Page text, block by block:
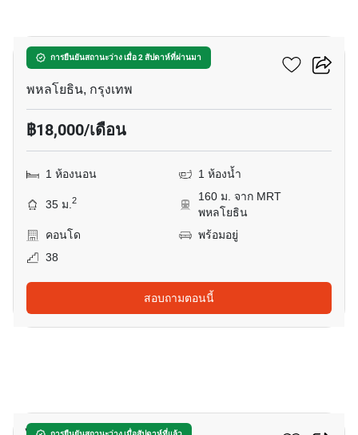
การยืนยันสถานะว่าง เมื่อ 2 สัปดาห์ที่ผ่านมา
เดอะ เซนต์ ลาดพร้าว
พหลโยธิน, กรุงเทพ
฿18,000/เดือน
1 ห้องนอน 1 ห้องน้ำ
35 ม.2
160 ม. จาก MRT
พหลโยธิน
คอนโด
พร้อมอยู่
38
สอบถามตอนนี้